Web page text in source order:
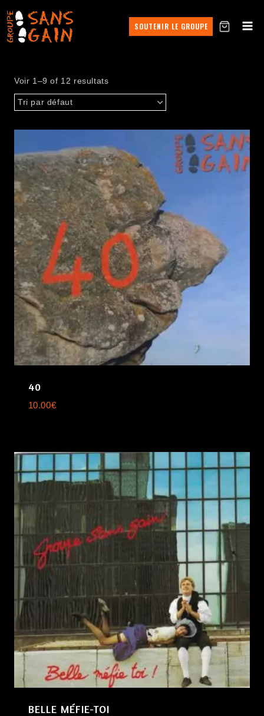
SOUTENIR LE GROUPE
Voir 1–9 of 12 resultats
40
10.00€
BELLE MÉFIE-TOI